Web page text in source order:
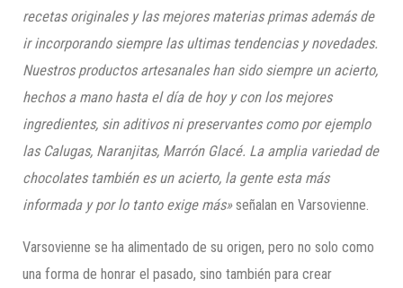
recetas originales y las mejores materias primas además de
ir incorporando siempre las ultimas tendencias y novedades.
Nuestros productos artesanales han sido siempre un acierto,
hechos a mano hasta el día de hoy y con los mejores
ingredientes, sin aditivos ni preservantes como por ejemplo
las Calugas, Naranjitas, Marrón Glacé. La amplia variedad de
chocolates también es un acierto, la gente esta más
informada y por lo tanto exige más»señalan en Varsovienne.
Varsovienne se ha alimentado de su origen, pero no solo como
una forma de honrar el pasado, sino también para crear